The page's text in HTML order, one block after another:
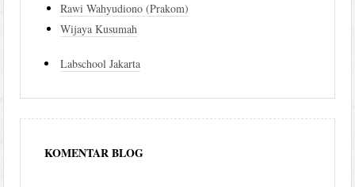
Rawi Wahyudiono (Prakom)
Wijaya Kusumah
Labschool Jakarta
KOMENTAR BLOG